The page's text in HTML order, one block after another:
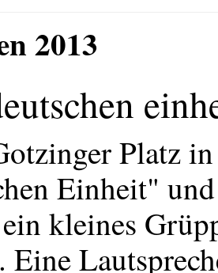
2013
Platz
Einheit"
kleines
Eine